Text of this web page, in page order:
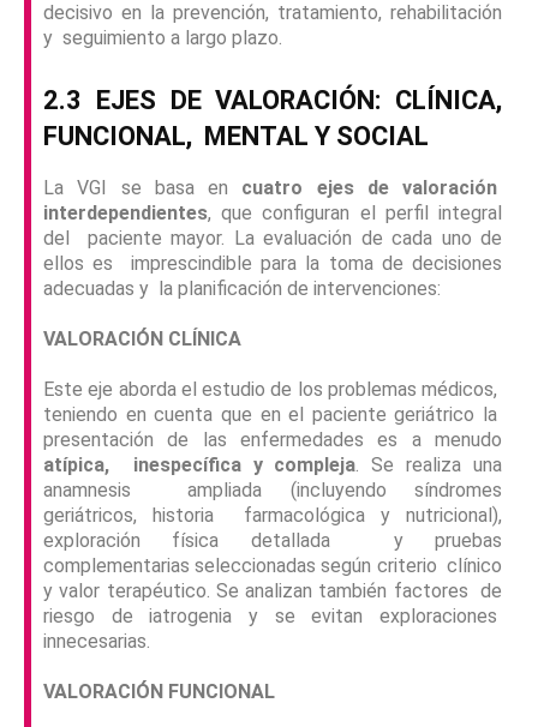
decisivo en la prevención, tratamiento, rehabilitación
y seguimiento a largo plazo.
2.3 EJES DE VALORACIÓN: CLÍNICA,
FUNCIONAL, MENTAL Y SOCIAL
La VGI se basa en cuatro ejes de valoración
interdependientes, que configuran el perfil integral
del paciente mayor. La evaluación de cada uno de
ellos es imprescindible para la toma de decisiones
adecuadas y la planificación de intervenciones:
VALORACIÓN CLÍNICA
Este eje aborda el estudio de los problemas médicos,
teniendo en cuenta que en el paciente geriátrico la
presentación de las enfermedades es a menudo
atípica, inespecífica y compleja. Se realiza una
anamnesis ampliada (incluyendo síndromes
geriátricos, historia farmacológica y nutricional),
exploración física detallada y pruebas
complementarias seleccionadas según criterio clínico
y valor terapéutico. Se analizan también factores de
riesgo de iatrogenia y se evitan exploraciones
innecesarias.
VALORACIÓN FUNCIONAL